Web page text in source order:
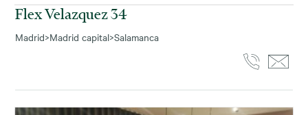
Flex Velazquez 34
Madrid>Madrid capital>Salamanca